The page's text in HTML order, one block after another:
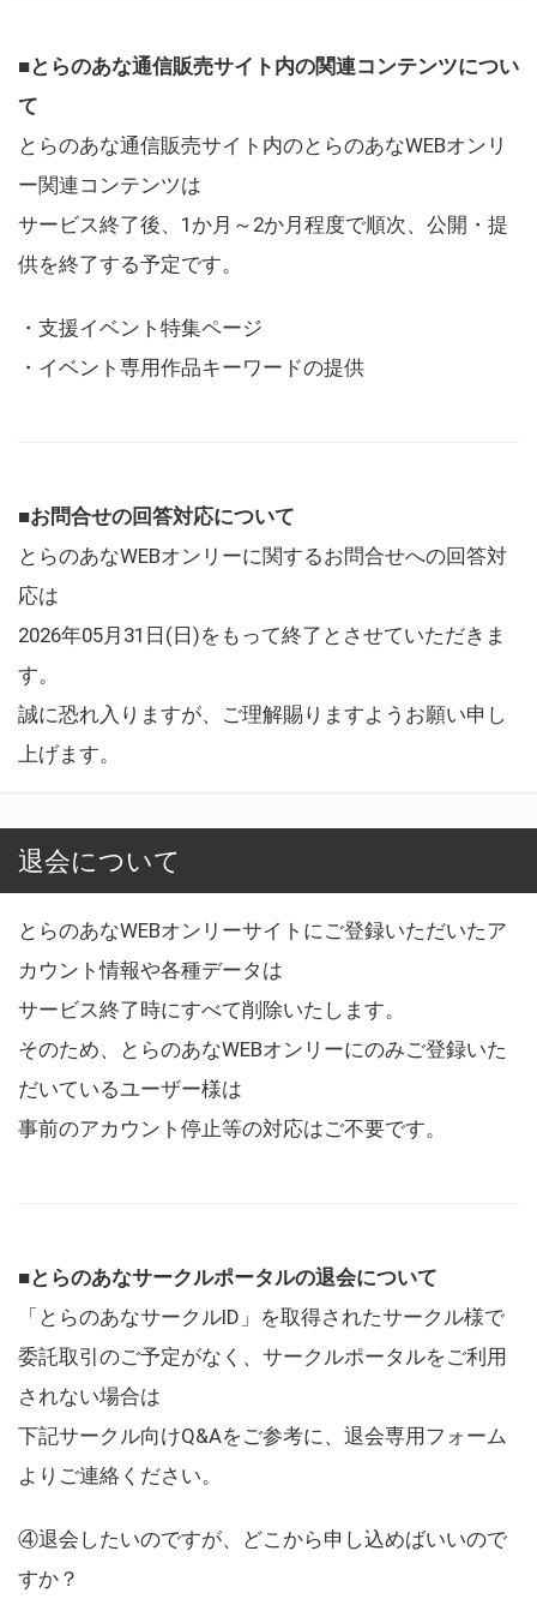
■とらのあな通信販売サイト内の関連コンテンツについ
て
とらのあな通信販売サイト内のとらのあなWEBオンリ
ー関連コンテンツは
サービス終了後、1か月～2か月程度で順次、公開・提
供を終了する予定です。
・支援イベント特集ページ
・イベント専用作品キーワードの提供
■お問合せの回答対応について
とらのあなWEBオンリーに関するお問合せへの回答対
応は
2026年05月31日(日)をもって終了とさせていただきま
す。
誠に恐れ入りますが、ご理解賜りますようお願い申し
上げます。
退会について
とらのあなWEBオンリーサイトにご登録いただいたア
カウント情報や各種データは
サービス終了時にすべて削除いたします。
そのため、とらのあなWEBオンリーにのみご登録いた
だいているユーザー様は
事前のアカウント停止等の対応はご不要です。
■とらのあなサークルポータルの退会について
「とらのあなサークルID」を取得されたサークル様で
委託取引のご予定がなく、サークルポータルをご利用
されない場合は
下記サークル向けQ&Aをご参考に、退会専用フォーム
よりご連絡ください。
④退会したいのですが、どこから申し込めばいいので
すか？